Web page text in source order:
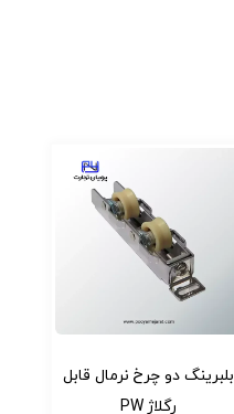
بلبرینگ دو چرخ نرمال قابل
رگلاژ PW